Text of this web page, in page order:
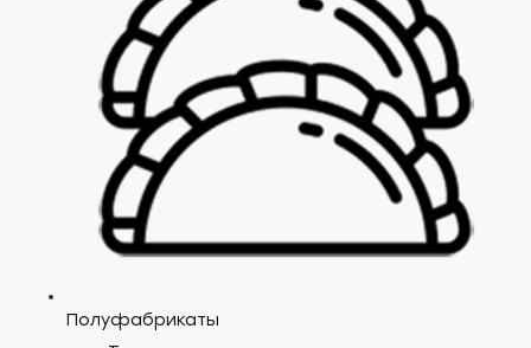
Полуфабрикаты